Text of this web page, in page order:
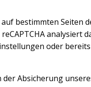
bestimmten Seiten
analysiert
oder
Absicherung